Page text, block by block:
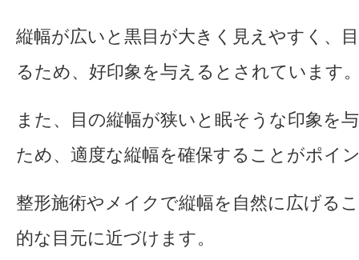
縦幅が広いと黒目が大きく見えやすく、
るため、好印象を与えるとされています
また、目の縦幅が狭いと眠そうな印象を
ため、適度な縦幅を確保することがポイ
整形施術やメイクで縦幅を自然に広げる
的な目元に近づけます。